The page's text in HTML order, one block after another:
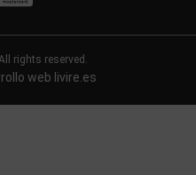
rights reserved.
web livire.es